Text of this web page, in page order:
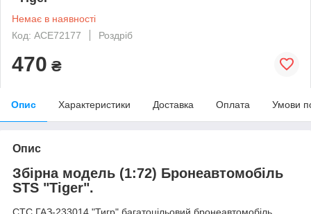
Немає в наявності
Код: ACE72177
Роздріб
470 ₴
Опис Характеристики Доставка Оплата Умови
Опис
Збірна модель (1:72) Бронеавтомобіль
STS "Tiger".